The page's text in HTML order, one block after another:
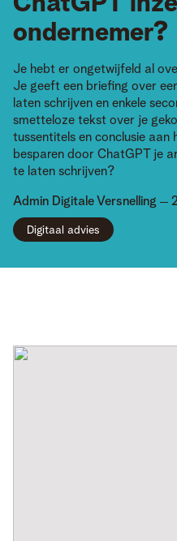
ondernemer?
Je hebt er ongetwijfeld al
Je geeft een briefing over
laten schrijven en enkele
smetteloze tekst over je
tussentitels en conclusie aan
besparen door ChatGPT je
te laten schrijven?
Admin Digitale Versnelling
Digitaal advies